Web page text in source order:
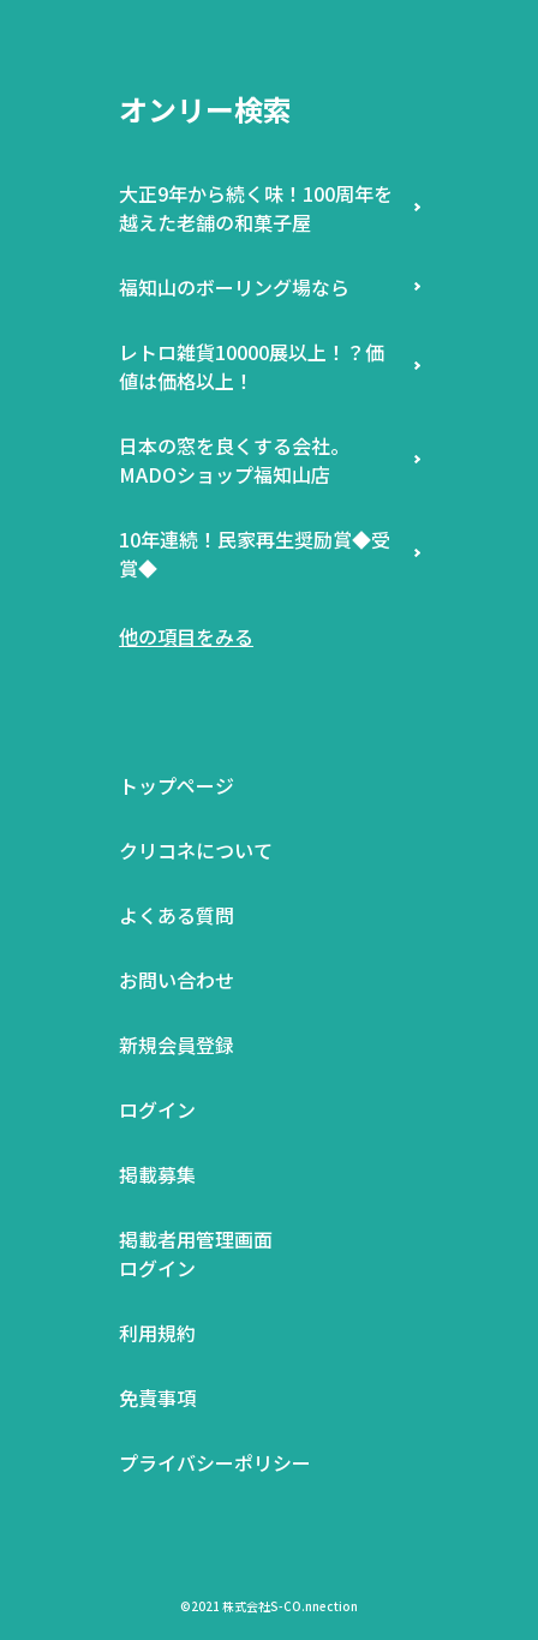
オンリー検索
大正9年から続く味！100周年を
越えた老舗の和菓子屋
福知山のボーリング場なら
レトロ雑貨10000展以上！？価
値は価格以上！
日本の窓を良くする会社。
MADOショップ福知山店
10年連続！民家再生奨励賞◆受
賞◆
他の項目をみる
トップページ
クリコネについて
よくある質問
お問い合わせ
新規会員登録
ログイン
掲載募集
掲載者用管理画面
ログイン
利用規約
免責事項
プライバシーポリシー
©2021 株式会社S-CO.nnection